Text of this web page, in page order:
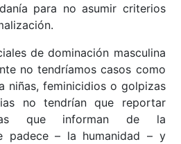
para no asumir criterios
de dominación masculina
no tendríamos casos como
niñas, feminicidios o golpizas
no tendrían que reportar
que informan de la
padece – la humanidad – y